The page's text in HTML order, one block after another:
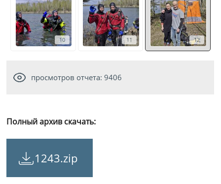
10 11 12
просмотров отчета: 9406
Полный архив скачать:
1243.zip